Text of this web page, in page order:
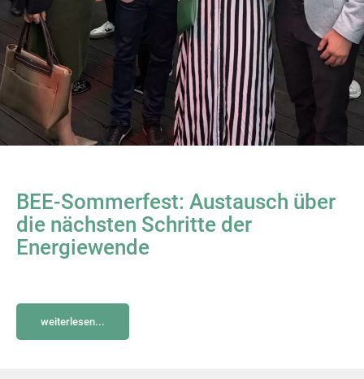
BEE-Sommerfest: Austausch über
die nächsten Schritte der
Energiewende
weiterlesen...